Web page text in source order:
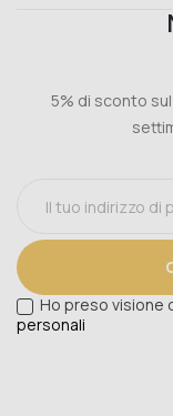
5% di sconto
Ho preso visione
personali